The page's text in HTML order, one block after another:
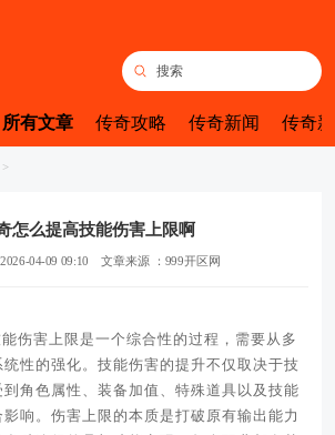
所有文章 传奇攻略 传奇新闻 传奇
>
怎么提高技能伤害上限啊
04-09 09:10 文章来源 ：999开区网
伤害上限是一个综合性的过程，需要从多
性的强化。技能伤害的提升不仅取决于技
角色属性、装备加值、特殊道具以及技能
响。伤害上限的本质是打破原有输出能力